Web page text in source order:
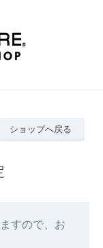
ショップへ戻る
すので、お